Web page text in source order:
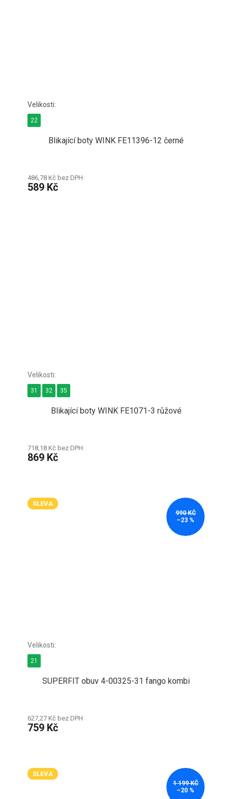
Blikající boty WINK FE11396-12 černé
486,78 Kč bez DPH
589 Kč
22
Blikající boty WINK FE1071-3 růžové
718,18 Kč bez DPH
869 Kč
31 32 35
SLEVA
990 KČ
–23 %
SUPERFIT obuv 4-00325-31 fango kombi
627,27 Kč bez DPH
759 Kč
21
SLEVA
1 199 KČ
–20 %